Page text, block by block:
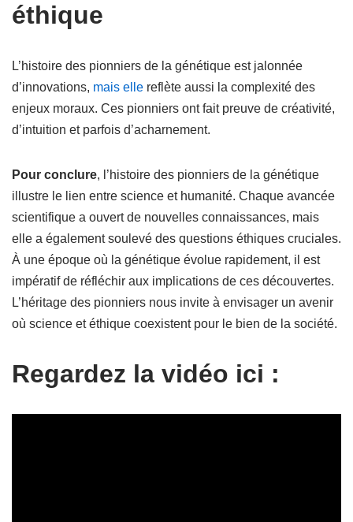
éthique
L’histoire des pionniers de la génétique est jalonnée
d’innovations, mais elle reflète aussi la complexité des
enjeux moraux. Ces pionniers ont fait preuve de créativité,
d’intuition et parfois d’acharnement.
Pour conclure, l’histoire des pionniers de la génétique
illustre le lien entre science et humanité. Chaque avancée
scientifique a ouvert de nouvelles connaissances, mais
elle a également soulevé des questions éthiques cruciales.
À une époque où la génétique évolue rapidement, il est
impératif de réfléchir aux implications de ces découvertes.
L’héritage des pionniers nous invite à envisager un avenir
où science et éthique coexistent pour le bien de la société.
Regardez la vidéo ici :